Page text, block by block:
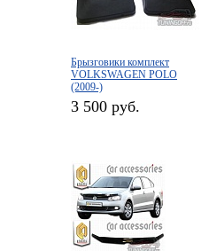
Брызговики комплект
VOLKSWAGEN POLO
(2009-)
3 500 руб.